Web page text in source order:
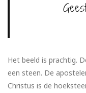
Het beeld is prachtig.
een steen. De
Christus is de